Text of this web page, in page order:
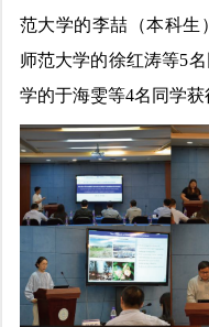
范大学的李喆（本科生
师范大学的徐红涛等5
学的于海雯等4名同学获